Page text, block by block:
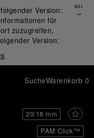
Version:
für
zuzugreifen,
Version:
Schließen
✕
SucheWarenkorb 0
PAM Click™
20/18 mm